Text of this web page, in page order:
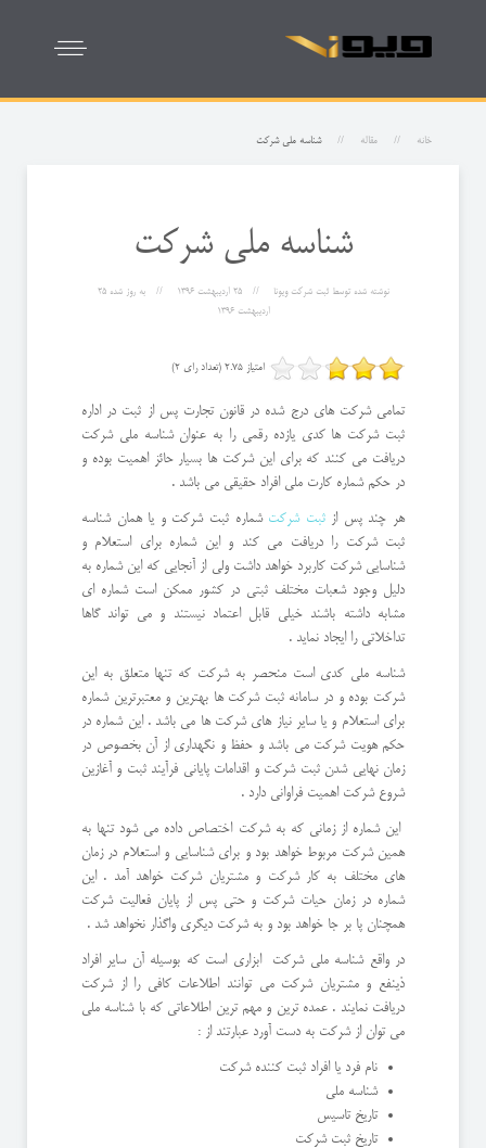
خانه مقاله شناسه ملی شرکت
شناسه ملی شرکت
نوشته شده توسطثبت شرکت ویونا 25 ارديبهشت 1396 به روز شده25
ارديبهشت 1396
امتیاز 2.75 (تعداد رای 2)
تمامی شرکت های درج شده در قانون تجارت پس از ثبت در اداره
ثبت شرکت ها کدی یازده رقمی را به عنوان شناسه ملی شرکت
دریافت می کنند که برای این شرکت ها بسیار حائز اهمیت بوده و
در حکم شماره کارت ملی افراد حقیقی می باشد .
هر چند پس ازثبت شرکت شماره ثبت شرکت و یا همان شناسه
ثبت شرکت را دریافت می کند و این شماره برای استعلام و
شناسایی شرکت کاربرد خواهد داشت ولی از آنجایی که این شماره به
دلیل وجود شعبات مختلف ثبتی در کشور ممکن است شماره ای
مشابه داشته باشند خیلی قابل اعتماد نیستند و می تواند گاها
تداخلاتی را ایجاد نماید .
شناسه ملی کدی است منحصر به شرکت که تنها متعلق به این
شرکت بوده و در سامانه ثبت شرکت ها بهترین و معتبرترین شماره
برای استعلام و یا سایر نیاز های شرکت ها می باشد . این شماره در
حکم هویت شرکت می باشد و حفظ و نگهداری از آن بخصوص در
زمان نهایی شدن ثبت شرکت و اقدامات پایانی فرآیند ثبت و آغازین
شروع شرکت اهمیت فراوانی دارد .
این شماره از زمانی که به شرکت اختصاص داده می شود تنها به
همین شرکت مربوط خواهد بود و برای شناسایی و استعلام در زمان
های مختلف به کار شرکت و مشتریان شرکت خواهد آمد . این
شماره در زمان حیات شرکت و حتی پس از پایان فعالیت شرکت
همچنان پا بر جا خواهد بود و به شرکت دیگری واگذار نخواهد شد .
در واقع شناسه ملی شرکت ابزاری است که بوسیله آن سایر افراد
ذینفع و مشتریان شرکت می توانند اطلاعات کافی را از شرکت
دریافت نمایند . عمده ترین و مهم ترین اطلاعاتی که با شناسه ملی
می توان از شرکت به دست آورد عبارتند از :
نام فرد یا افراد ثبت کننده شرکت
شناسه ملی
تاریخ تاسیس
تاریخ ثبت شرکت